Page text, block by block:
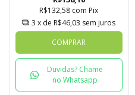
R$132,58 com Pix
3 x de R$46,03 sem juros
COMPRAR
Duvidas? Chame
no Whatsapp